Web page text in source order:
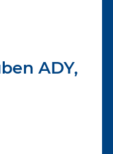
ADY,